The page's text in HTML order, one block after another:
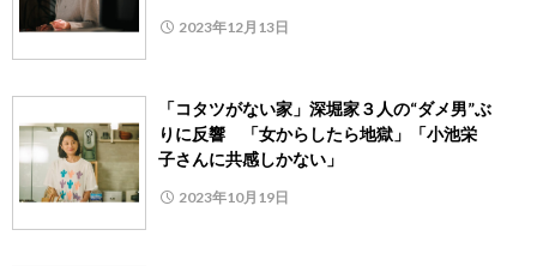
2023年12月13日
「コタツがない家」深堀家３人の“ダメ男”ぶ
りに反響 「女からしたら地獄」「小池栄
子さんに共感しかない」
2023年10月19日